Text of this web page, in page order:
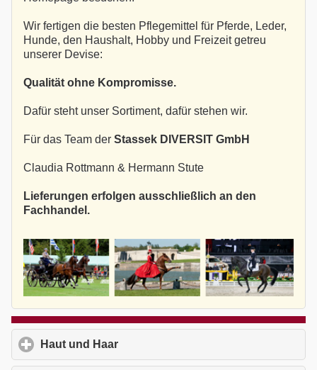
Wir fertigen die besten Pflegemittel für Pferde, Leder,
Hunde, den Haushalt, Hobby und Freizeit getreu
unserer Devise:
Qualität ohne Kompromisse.
Dafür steht unser Sortiment, dafür stehen wir.
Für das Team der Stassek DIVERSIT GmbH
Claudia Rottmann & Hermann Stute
Lieferungen erfolgen ausschließlich an den
Fachhandel.
Haut und Haar